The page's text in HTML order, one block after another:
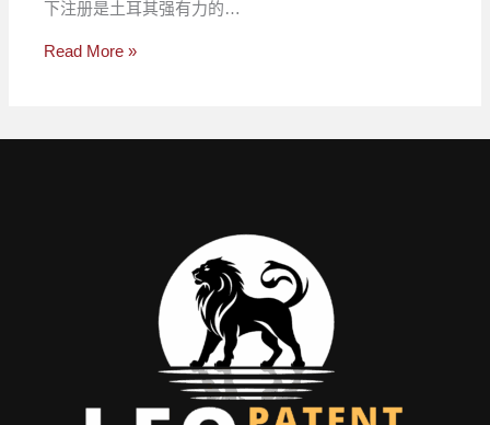
下注册是土耳其强有力的…
Read More »